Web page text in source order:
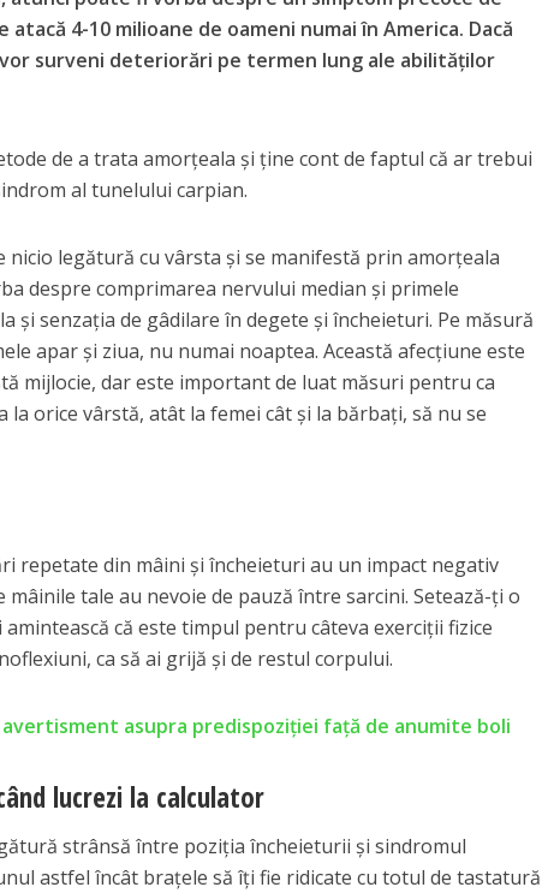
4-10 milioane de oameni numai în America. Dacă
surveni deteriorări pe termen lung ale abilităților
de a trata amorțeala și ține cont de faptul că ar trebui
al tunelului carpian.
legătură cu vârsta și se manifestă prin amorțeala
despre comprimarea nervului median și primele
și senzația de gâdilare în degete și încheieturi. Pe măsură
apar și ziua, nu numai noaptea. Această afecțiune este
mijlocie, dar este important de luat măsuri pentru ca
orice vârstă, atât la femei cât și la bărbați, să nu se
repetate din mâini și încheieturi au un impact negativ
tale au nevoie de pauză între sarcini. Setează-ți o
că este timpul pentru câteva exerciții fizice
ca să ai grijă și de restul corpului.
avertisment asupra predispoziției față de anumite boli
lucrezi la calculator
strânsă între poziția încheieturii și sindromul
astfel încât brațele să îți fie ridicate cu totul de tastatură